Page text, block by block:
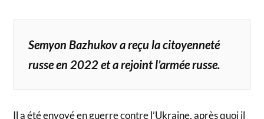
Semyon Bazhukov a reçu la citoyenneté
russe en 2022 et a rejoint l’armée russe.
Il a été envoyé en guerre contre l’Ukraine, après quoi il